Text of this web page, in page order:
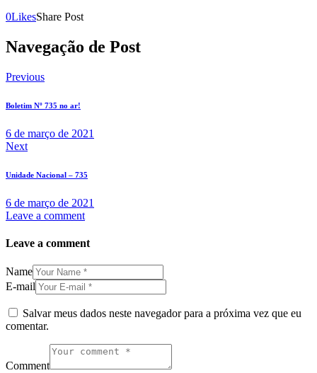
0LikesShare Post
Navegação de Post
Previous
Boletim Nº 735 no ar!
6 de março de 2021
Next
Unidade Nacional – 735
6 de março de 2021
Leave a comment
Leave a comment
Name
E-mail
Salvar meus dados neste navegador para a próxima vez que eu
comentar.
Comment